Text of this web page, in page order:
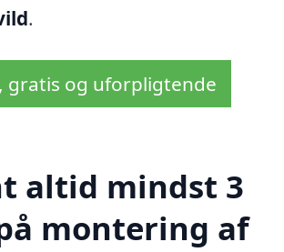
.
gratis og uforpligtende
altid mindst 3
montering af